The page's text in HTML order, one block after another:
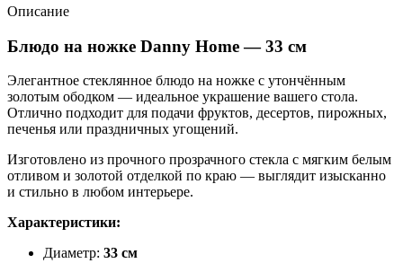
Описание
Блюдо на ножке Danny Home — 33 см
Элегантное стеклянное блюдо на ножке с утончённым
золотым ободком — идеальное украшение вашего стола.
Отлично подходит для подачи фруктов, десертов, пирожных,
печенья или праздничных угощений.
Изготовлено из прочного прозрачного стекла с мягким белым
отливом и золотой отделкой по краю — выглядит изысканно
и стильно в любом интерьере.
Характеристики:
Диаметр: 33 см